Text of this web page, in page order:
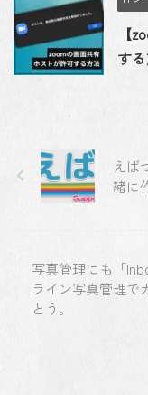
【
す
えば
緒に
写真管理にも「
ライン写真管理で
とう。